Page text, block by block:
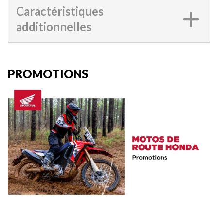
Caractéristiques
additionnelles
PROMOTIONS